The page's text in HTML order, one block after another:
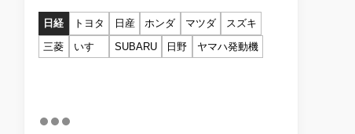
日経 トヨタ 日産 ホンダ マツダ
スズキ
三菱
いすゞ SUBARU 日野 ヤマハ発動機